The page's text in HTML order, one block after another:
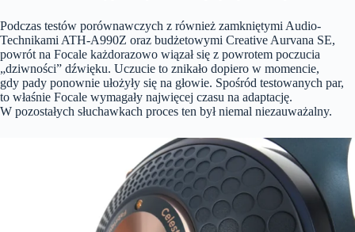
Podczas testów porównawczych z również zamkniętymi Audio-
Technikami ATH-A990Z oraz budżetowymi Creative Aurvana SE,
powrót na Focale każdorazowo wiązał się z powrotem poczucia
„dziwności” dźwięku. Uczucie to znikało dopiero w momencie,
gdy pady ponownie ułożyły się na głowie. Spośród testowanych par,
to właśnie Focale wymagały najwięcej czasu na adaptację.
W pozostałych słuchawkach proces ten był niemal niezauważalny.